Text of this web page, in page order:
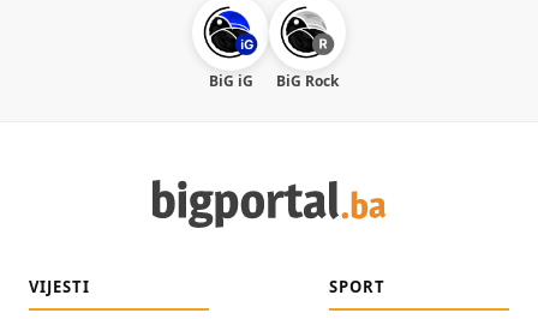
BiG iG BiG Rock
VIJESTI SPORT